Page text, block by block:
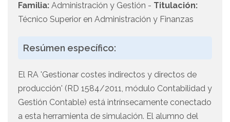
Familia: Administración y Gestión - Titulación:
Técnico Superior en Administración y Finanzas
Resúmen específico:
El RA 'Gestionar costes indirectos y directos de
producción' (RD 1584/2011, módulo Contabilidad y
Gestión Contable) está intrínsecamente conectado
a esta herramienta de simulación. El alumno del